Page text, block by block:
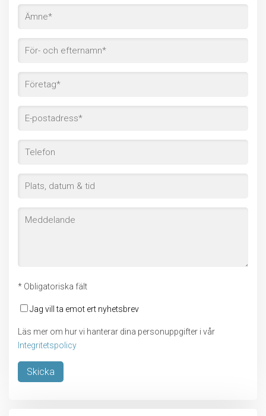
* Obligatoriska fält
Jag vill ta emot ert nyhetsbrev
Läs mer om hur vi hanterar dina personuppgifter i vår
Integritetspolicy